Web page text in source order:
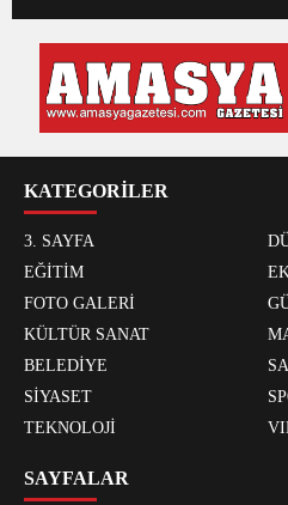
KATEGORİLER
3. SAYFA
EĞİTİM
FOTO GALERİ
KÜLTÜR SANAT
BELEDİYE
SİYASET
TEKNOLOJİ
SAYFALAR